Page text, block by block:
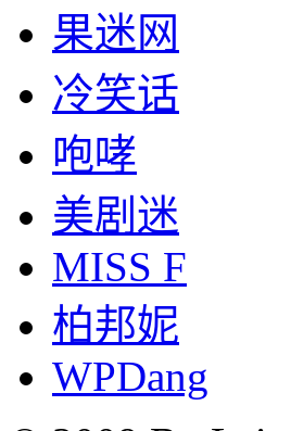
果迷网
冷笑话
咆哮
美剧迷
MISS F
柏邦妮
WPDang